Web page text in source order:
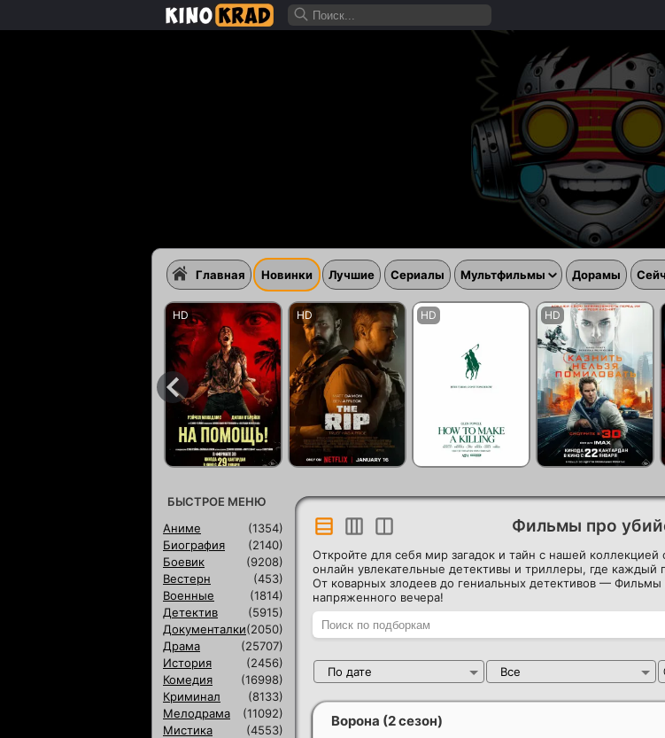
Фильмы про
Откройте для себя мир загадок и тайн с нашей
онлайн увлекательные детективы и триллеры, где каждый
От коварных злодеев до гениальных детективов — Фильмы
напряженного вечера!
По дате Все
Ворона (2 сезон)
БЫСТРОЕ МЕНЮ
Аниме
(1354)
Биография
(2140)
Боевик
(9208)
Вестерн
(453)
Военные
(1814)
Детектив
(5915)
Документалки(2050)
Драма
(25707)
История
(2456)
Комедия
(16998)
Криминал
(8133)
Мелодрама
(11092)
Мистика
(4553)
Главная Новинки Лучшие Сериалы Мультфильмы Дорамы